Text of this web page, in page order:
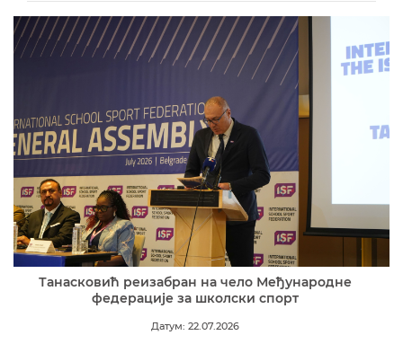
Танасковић реизабран на чело Међународне
федерације за школски спорт
Датум: 22.07.2026